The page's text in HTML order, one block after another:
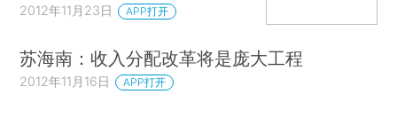
2012年11月23日 APP打开
苏海南：收入分配改革将是庞大工程
2012年11月16日 APP打开